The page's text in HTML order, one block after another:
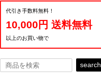
代引き手数料無料！
10,000円 送料無料
以上のお買い物で
search